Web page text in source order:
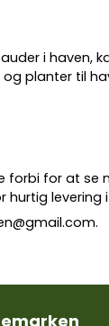
i haven,
planter til
forbi for at
levering
.